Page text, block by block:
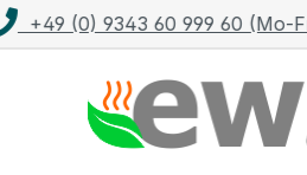
Zum Hauptinhalt springen
Kostenloser